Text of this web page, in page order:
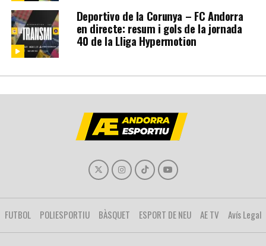
Deportivo de la Corunya – FC Andorra
en directe: resum i gols de la jornada
40 de la Lliga Hypermotion
FUTBOL POLIESPORTIU BÀSQUET ESPORT DE NEU AE TV Avís Legal